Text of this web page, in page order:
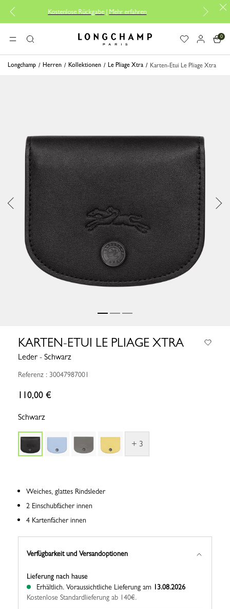
Kostenlose Rückgabe|Mehr erfahren
MENÜSuche Longchamp - Home
0
Longchamp Herren Kollektionen Le Pliage Xtra Karten-Etui Le Pliage Xtra
KARTEN-ETUI LE PLIAGE XTRA
Leder - Schwarz
Referenz : 30047987001
110,00 €
Schwarz
+ 3
Weiches, glattes Rindsleder
2 Einschubfächer innen
4 Kartenfächer innen
Verfügbarkeit und Versandoptionen
Lieferung nach hause
Erhältlich. Voraussichtliche Lieferung am 13.08.2026
Kostenlose Standardlieferung ab 140€.